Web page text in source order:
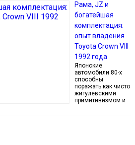
Рама, JZ и
богатейшая
комплектация:
опыт владения
Toyota Crown VIII
1992 года
Японские
автомобили 80-х
способны
поражать как чисто
жигулевскими
примитивизмом и
…